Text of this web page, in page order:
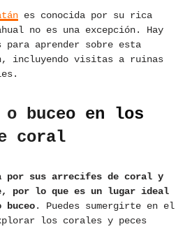
es conocida por su rica
no es una excepción. Hay
para aprender sobre esta
incluyendo visitas a ruinas
o buceo en los
coral
por sus arrecifes de coral y
por lo que es un lugar ideal
buceo. Puedes sumergirte en el
los corales y peces